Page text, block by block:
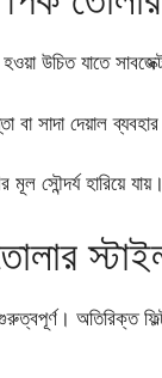
উচিত যাতে
বা সাদা দেয়াল
সৌন্দর্য হারিয়ে যায়।
অতিরিক্ত